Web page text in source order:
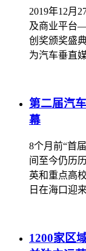
2019年12月
及商业平台
创奖颁奖盛
为汽车垂直
第二届汽
幕
8个月前“首
间至今仍历
英和重点高
日在海口迎
1200家区